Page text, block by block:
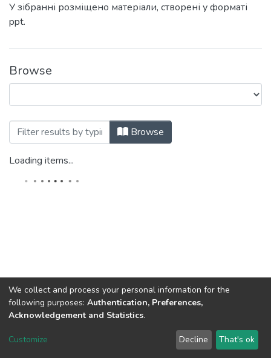
У зібранні розміщено матеріали, створені у форматі
ppt.
Browse
Browsing Презентації (ББЗЛ) by
Browse
Loading items...
DSpace software copyright © 2002-2026 LYRASIS
We collect and process your personal information for the
following purposes: Authentication, Preferences,
Acknowledgement and Statistics.
Customize Decline That's ok